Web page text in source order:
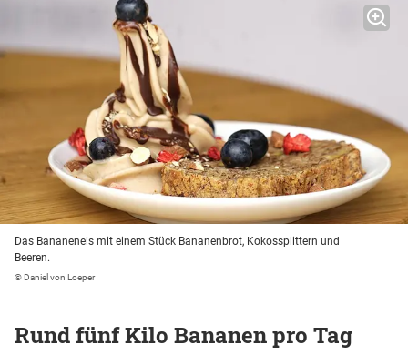
Das Bananeneis mit einem Stück Bananenbrot, Kokossplittern und
Beeren.
© Daniel von Loeper
Rund fünf Kilo Bananen pro Tag